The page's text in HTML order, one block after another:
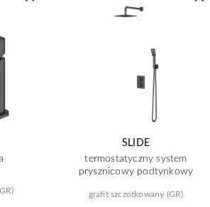
SLIDE
termostatyczny system
prysznicowy podtynkowy
grafit szczotkowany (GR)